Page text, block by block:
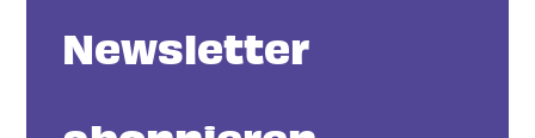
Newsletter